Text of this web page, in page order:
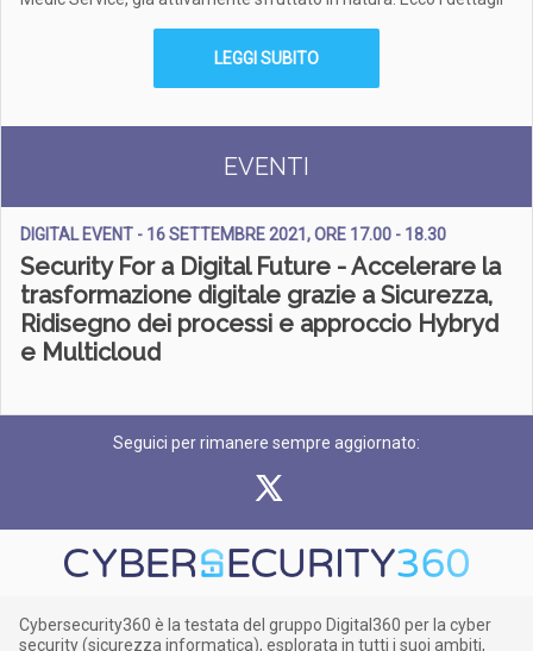
LEGGI SUBITO
EVENTI
DIGITAL EVENT - 16 SETTEMBRE 2021, ORE 17.00 - 18.30
Security For a Digital Future - Accelerare la
trasformazione digitale grazie a Sicurezza,
Ridisegno dei processi e approccio Hybryd
e Multicloud
Seguici per rimanere sempre aggiornato:
Cybersecurity360 è la testata del gruppo Digital360 per la cyber
security (sicurezza informatica), esplorata in tutti i suoi ambiti,